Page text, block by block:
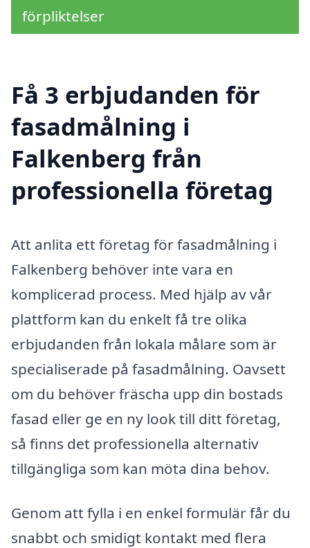
förpliktelser
Få 3 erbjudanden för
fasadmålning i
Falkenberg från
professionella företag
Att anlita ett företag för fasadmålning i
Falkenberg behöver inte vara en
komplicerad process. Med hjälp av vår
plattform kan du enkelt få tre olika
erbjudanden från lokala målare som är
specialiserade på fasadmålning. Oavsett
om du behöver fräscha upp din bostads
fasad eller ge en ny look till ditt företag,
så finns det professionella alternativ
tillgängliga som kan möta dina behov.
Genom att fylla i en enkel formulär får du
snabbt och smidigt kontakt med flera